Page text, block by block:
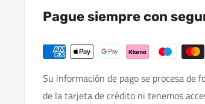
Pague siempre con
Su información de pago se procesa de
de la tarjeta de crédito ni tenemos